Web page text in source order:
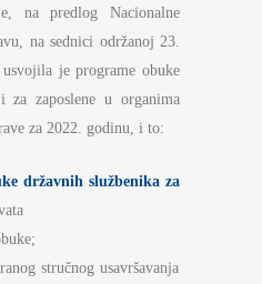
na predlog Nacionalne
na sednici održanoj 23.
je programe obuke
za zaposlene u organima
za 2022. godinu, i to:
državnih službenika za
stručnog usavršavanja